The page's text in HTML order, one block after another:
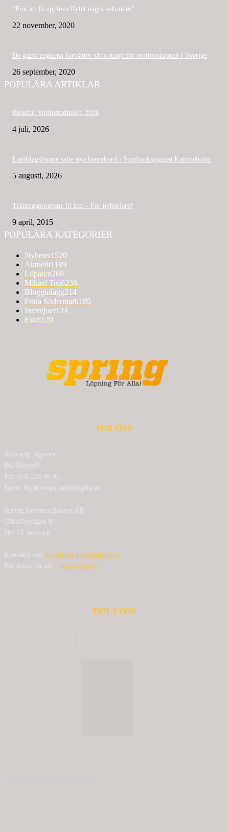
”Fint att få uppleva flytet några sekunder”
22 november, 2020
De galna reglerna fortsätter sätta stopp för motionsloppen i Sverige
26 september, 2020
POPULÄRA ARTIKLAR
Resultat Strömstadmilen 2026
4 juli, 2026
Landslagslöpare satte nya banrekord i Sparbanksjoggen Katrineholm
5 augusti, 2026
Träningsprogram 10 km – För nybörjare!
9 april, 2015
POPULÄRA KATEGORIER
Nyheter1520
Aktuellt1189
Löparen269
Mikael Tisjö238
Blogginlägg214
Frida Södermark185
Intervjuer124
Eskil120
OM OSS
Ansvarig utgivare:
BG Nilensjö
Tel: 070-226 99 95
Epost: bg.nilensjo[at]springlfa.se
Spring Kommunikation AB
Görslövsvägen 8
263 71 Jonstorp
Kontakta oss: bg.nilensjo[at]springlfa.se
Här hittar du vår Integritetspolicy
FÖLJ OSS